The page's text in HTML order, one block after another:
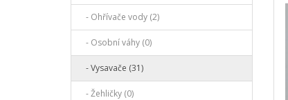
- Ohřívače vody (2)
- Osobní váhy (0)
- Vysavače (31)
- Žehličky (0)